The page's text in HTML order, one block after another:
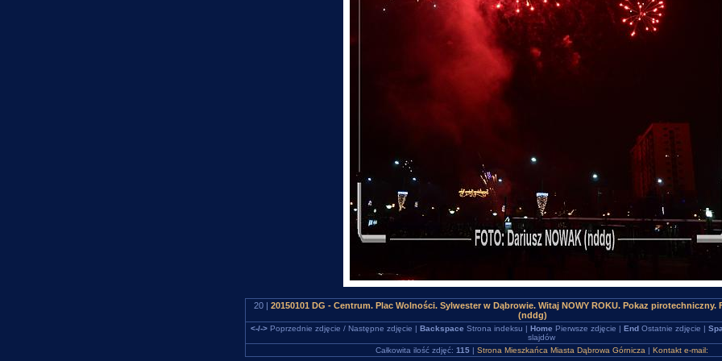
20 | 20150101 DG - Centrum. Plac Wolności. Sylwester w Dąbrowie. Witaj NOWY ROKU. Pokaz pirotechniczny.
(nddg)
<-/->Poprzednie zdjęcie / Następne zdjęcie | Backspace Strona indeksu | Home Pierwsze zdjęcie | EndOstatnie zdjęcie |
slajdów
Całkowita ilość zdjęć: 115| Strona Mieszkańca Miasta Dąbrowa Górnicza | Kontakt e-mail: